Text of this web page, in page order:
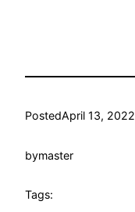
PostedApril 13, 2022
bymaster
Tags: